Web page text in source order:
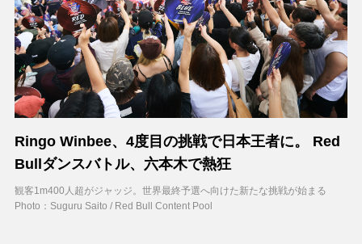
Ringo Winbee、4度目の挑戦で日本王者に。 Red
Bullダンスバトル、六本木で熱狂
観客1m400人超がジャッジ。世界最終予選へ向けた新たな挑戦が始まる
Photo：Suguru Saito / Red Bull Content Pool